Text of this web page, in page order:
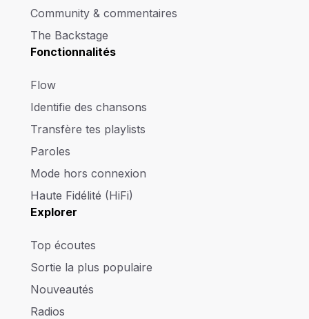
Community & commentaires
The Backstage
Fonctionnalités
Flow
Identifie des chansons
Transfère tes playlists
Paroles
Mode hors connexion
Haute Fidélité (HiFi)
Explorer
Top écoutes
Sortie la plus populaire
Nouveautés
Radios